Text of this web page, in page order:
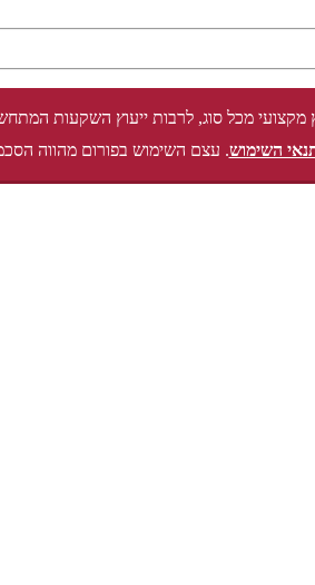
מקצועי מכל סוג, לרבות ייעוץ השקעות
השימוש. עצם השימוש בפורום מהווה